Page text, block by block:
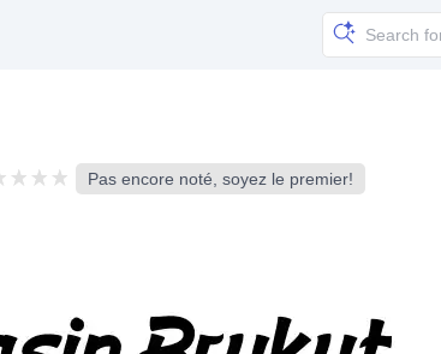
Pas encore noté, soyez le premier!